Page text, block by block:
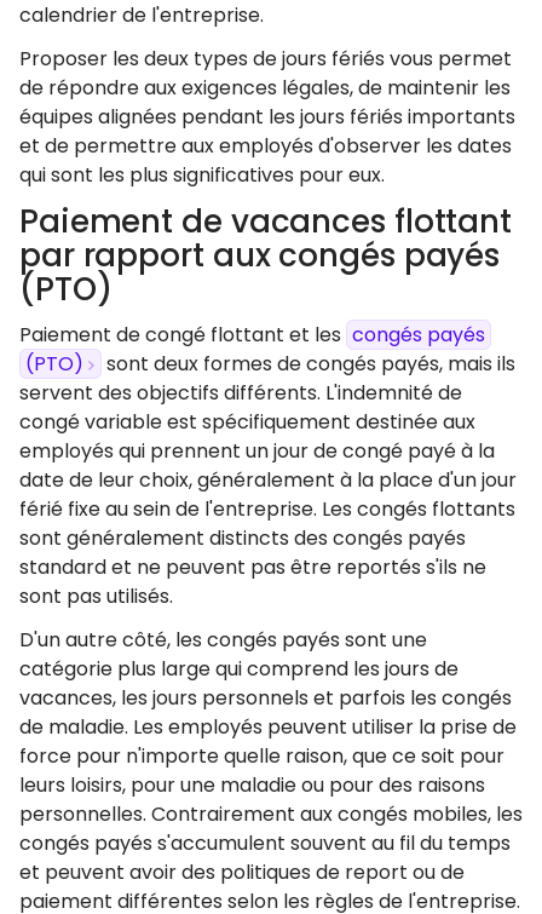
calendrier de l'entreprise.
Proposer les deux types de jours fériés vous permet
de répondre aux exigences légales, de maintenir les
équipes alignées pendant les jours fériés importants
et de permettre aux employés d'observer les dates
qui sont les plus significatives pour eux.
Paiement de vacances flottant
par rapport aux congés payés
(PTO)
Paiement de congé flottant et les congés payés
(PTO)
sont deux formes de congés payés, mais ils
servent des objectifs différents. L'indemnité de
congé variable est spécifiquement destinée aux
employés qui prennent un jour de congé payé à la
date de leur choix, généralement à la place d'un jour
férié fixe au sein de l'entreprise. Les congés flottants
sont généralement distincts des congés payés
standard et ne peuvent pas être reportés s'ils ne
sont pas utilisés.
D'un autre côté, les congés payés sont une
catégorie plus large qui comprend les jours de
vacances, les jours personnels et parfois les congés
de maladie. Les employés peuvent utiliser la prise de
force pour n'importe quelle raison, que ce soit pour
leurs loisirs, pour une maladie ou pour des raisons
personnelles. Contrairement aux congés mobiles, les
congés payés s'accumulent souvent au fil du temps
et peuvent avoir des politiques de report ou de
paiement différentes selon les règles de l'entreprise.